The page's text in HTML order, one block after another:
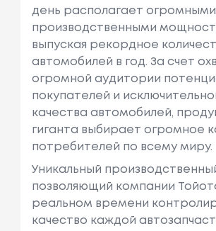
день располагает огромными
производственными
выпуская рекордное
автомобилей в год. За счет
огромной аудитории
покупателей и
качества автомобилей,
гиганта выбирает огромное
потребителей по всему миру.
Уникальный
позволяющий компании
реальном времени
качество каждой